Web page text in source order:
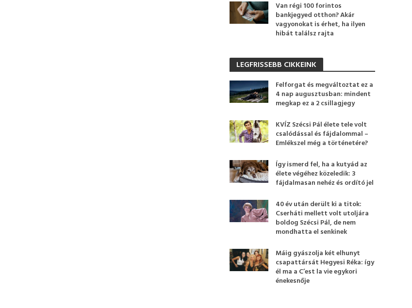
Van régi 100 forintos
bankjegyed otthon? Akár
vagyonokat is érhet, ha ilyen
hibát találsz rajta
LEGFRISSEBB CIKKEINK
Felforgat és megváltoztat ez a
4 nap augusztusban: mindent
megkap ez a 2 csillagjegy
KVÍZ Szécsi Pál élete tele volt
csalódással és fájdalommal –
Emlékszel még a történetére?
Így ismerd fel, ha a kutyád az
élete végéhez közeledik: 3
fájdalmasan nehéz és ordító jel
40 év után derült ki a titok:
Cserháti mellett volt utoljára
boldog Szécsi Pál, de nem
mondhatta el senkinek
Máig gyászolja két elhunyt
csapattársát Hegyesi Réka: így
él ma a C’est la vie egykori
énekesnője